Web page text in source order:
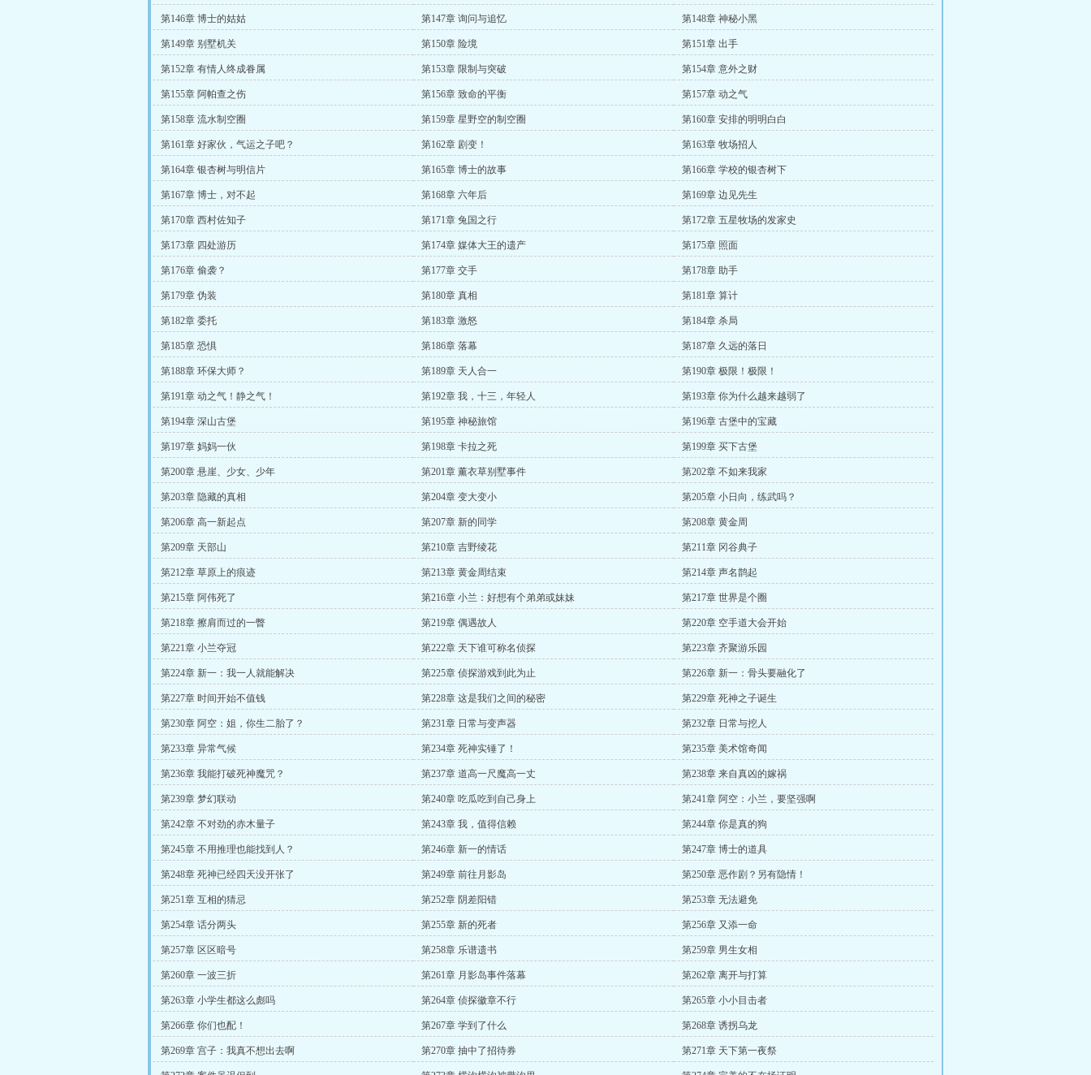
第146章 博士的姑姑 第147章 询问与追忆 第148章 神秘小黑
第149章 别墅机关 第150章 险境 第151章 出手
第152章 有情人终成眷属 第153章 限制与突破 第154章 意外之财
第155章 阿帕查之伤 第156章 致命的平衡 第157章 动之气
第158章 流水制空圈 第159章 星野空的制空圈 第160章 安排的明明白白
第161章 好家伙，气运之子吧？ 第162章 剧变！ 第163章 牧场招人
第164章 银杏树与明信片 第165章 博士的故事 第166章 学校的银杏树下
第167章 博士，对不起 第168章 六年后 第169章 边见先生
第170章 西村佐知子 第171章 兔国之行 第172章 五星牧场的发家史
第173章 四处游历 第174章 媒体大王的遗产 第175章 照面
第176章 偷袭？ 第177章 交手 第178章 助手
第179章 伪装 第180章 真相 第181章 算计
第182章 委托 第183章 激怒 第184章 杀局
第185章 恐惧 第186章 落幕 第187章 久远的落日
第188章 环保大师？ 第189章 天人合一 第190章 极限！极限！
第191章 动之气！静之气！ 第192章 我，十三，年轻人 第193章 你为什么越来越弱了
第194章 深山古堡 第195章 神秘旅馆 第196章 古堡中的宝藏
第197章 妈妈一伙 第198章 卡拉之死 第199章 买下古堡
第200章 悬崖、少女、少年 第201章 薰衣草别墅事件 第202章 不如来我家
第203章 隐藏的真相 第204章 变大变小 第205章 小日向，练武吗？
第206章 高一新起点 第207章 新的同学 第208章 黄金周
第209章 天部山 第210章 吉野绫花 第211章 冈谷典子
第212章 草原上的痕迹 第213章 黄金周结束 第214章 声名鹊起
第215章 阿伟死了 第216章 小兰：好想有个弟弟或妹妹 第217章 世界是个圈
第218章 擦肩而过的一瞥 第219章 偶遇故人 第220章 空手道大会开始
第221章 小兰夺冠 第222章 天下谁可称名侦探 第223章 齐聚游乐园
第224章 新一：我一人就能解决 第225章 侦探游戏到此为止 第226章 新一：骨头要融化了
第227章 时间开始不值钱 第228章 这是我们之间的秘密 第229章 死神之子诞生
第230章 阿空：姐，你生二胎了？ 第231章 日常与变声器 第232章 日常与挖人
第233章 异常气候 第234章 死神实锤了！ 第235章 美术馆奇闻
第236章 我能打破死神魔咒？ 第237章 道高一尺魔高一丈 第238章 来自真凶的嫁祸
第239章 梦幻联动 第240章 吃瓜吃到自己身上 第241章 阿空：小兰，要坚强啊
第242章 不对劲的赤木量子 第243章 我，值得信赖 第244章 你是真的狗
第245章 不用推理也能找到人？ 第246章 新一的情话 第247章 博士的道具
第248章 死神已经四天没开张了 第249章 前往月影岛 第250章 恶作剧？另有隐情！
第251章 互相的猜忌 第252章 阴差阳错 第253章 无法避免
第254章 话分两头 第255章 新的死者 第256章 又添一命
第257章 区区暗号 第258章 乐谱遗书 第259章 男生女相
第260章 一波三折 第261章 月影岛事件落幕 第262章 离开与打算
第263章 小学生都这么彪吗 第264章 侦探徽章不行 第265章 小小目击者
第266章 你们也配！ 第267章 学到了什么 第268章 诱拐乌龙
第269章 宫子：我真不想出去啊 第270章 抽中了招待券 第271章 天下第一夜祭